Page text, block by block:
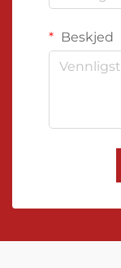
Beskjed